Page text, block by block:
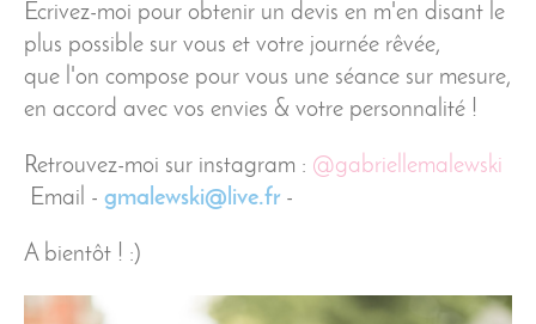
Ecrivez-moi pour obtenir un devis en m'en disant le
plus possible sur vous et votre journée rêvée,
que l'on compose pour vous une séance sur mesure,
en accord avec vos envies & votre personnalité !
Retrouvez-moi sur instagram : @gabriellemalewski
Email - gmalewski@live.fr -
A bientôt ! :)